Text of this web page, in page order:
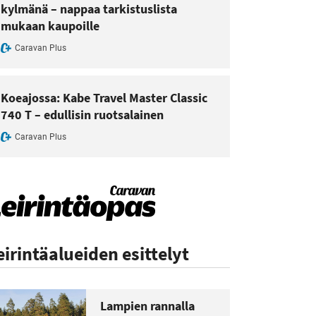
kylmänä – nappaa tarkistuslista
mukaan kaupoille
Caravan Plus
Koeajossa: Kabe Travel Master Classic
740 T – edullisin ruotsalainen
Caravan Plus
esittelyt
Lampien rannalla